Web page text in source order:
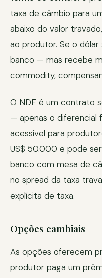
taxa de câmbio para
abaixo do valor
ao produtor. Se o
banco — mas recebe
commodity,
O NDF é um contrato
— apenas o diferencial
acessível para
US$ 50.000 e pode
banco com mesa de
no spread da taxa
explícita de taxa.
Opções cambiais
As opções oferecem
produtor paga um